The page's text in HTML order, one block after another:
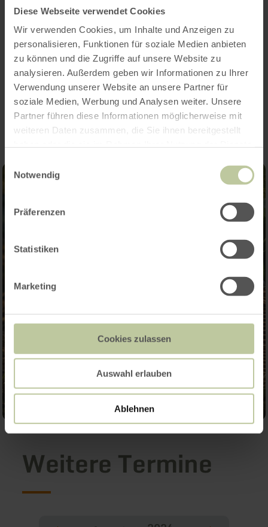
Diese Webseite verwendet Cookies
Wir verwenden Cookies, um Inhalte und Anzeigen zu
personalisieren, Funktionen für soziale Medien anbieten
zu können und die Zugriffe auf unsere Website zu
analysieren. Außerdem geben wir Informationen zu Ihrer
Verwendung unserer Website an unsere Partner für
soziale Medien, Werbung und Analysen weiter. Unsere
Partner führen diese Informationen möglicherweise mit
weiteren Daten zusammen, die Sie ihnen bereitgestellt
Einwilligungsauswahl
Notwendig
Präferenzen
Statistiken
Marketing
Cookies zulassen
Auswahl erlauben
Ablehnen
Wochenmarkt Mendig
mittwochs von 8.00 bis 13.00 Uhr auf dem
Marktplatz in Niedermendig.
Impressionen
Weitere Termine